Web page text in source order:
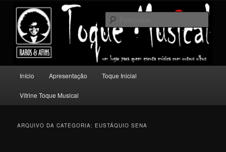
conteúdo
principal
conteúdo
secundário
Toque Musical
Um lugar para quem escuta música com outros olhos.
principal
Início Apresentação Toque Inicial
Vitrine Toque Musical
ARQUIVO DA CATEGORIA: EUSTÁQUIO SENA